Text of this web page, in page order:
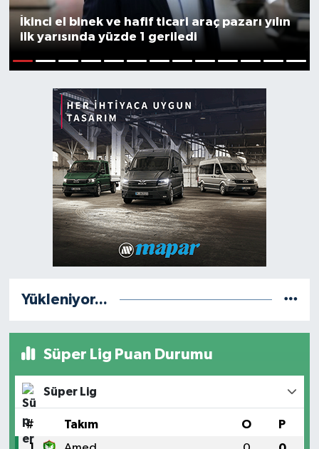
İkinci el binek ve hafif ticari araç pazarı yılın
ilk yarısında yüzde 1 geriledi
Yükleniyor...
Süper Lig Puan Durumu
Süper Lig
# Takım O P